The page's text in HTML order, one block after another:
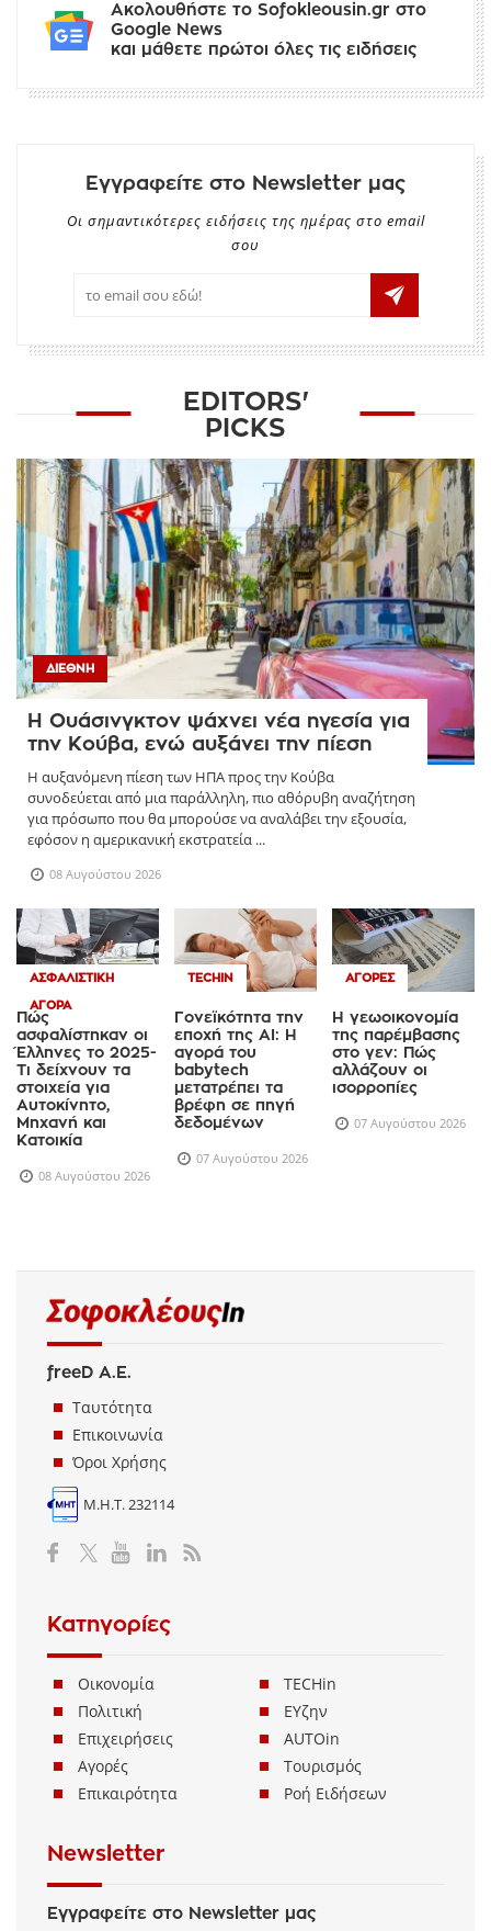
Ακολουθήστε το Sofokleousin.gr στο
Google News
και μάθετε πρώτοι όλες τις ειδήσεις
Εγγραφείτε στο Newsletter μας
Οι σημαντικότερες ειδήσεις της ημέρας στο email
σου
EDITORS'
PICKS
ΔΙΕΘΝΉ
Η Ουάσινγκτον ψάχνει νέα ηγεσία για
την Κούβα, ενώ αυξάνει την πίεση
Η αυξανόμενη πίεση των ΗΠΑ προς την Κούβα
συνοδεύεται από μια παράλληλη, πιο αθόρυβη αναζήτηση
για πρόσωπο που θα μπορούσε να αναλάβει την εξουσία,
εφόσον η αμερικανική εκστρατεία ...
08 Αυγούστου 2026
ΑΣΦΑΛΙΣΤΙΚΉ
ΑΓΟΡΆ
Πώς
ασφαλίστηκαν οι
Έλληνες το 2025-
Τι δείχνουν τα
στοιχεία για
Αυτοκίνητο,
Μηχανή και
Κατοικία
08 Αυγούστου 2026
TECHIN
Γονεϊκότητα την
εποχή της AI: Η
αγορά του
babytech
μετατρέπει τα
βρέφη σε πηγή
δεδομένων
07 Αυγούστου 2026
ΑΓΟΡΈΣ
Η γεωοικονομία
της παρέμβασης
στο γεν: Πώς
αλλάζουν οι
ισορροπίες
07 Αυγούστου 2026
freeD Α.Ε.
Ταυτότητα
Επικοινωνία
Όροι Χρήσης
Μ.Η.Τ. 232114
Κατηγορίες
Οικονομία
Πολιτική
Επιχειρήσεις
Αγορές
Επικαιρότητα
TECHin
ΕΥζην
AUTOin
Τουρισμός
Ροή Ειδήσεων
Newsletter
Εγγραφείτε στο Newsletter μας